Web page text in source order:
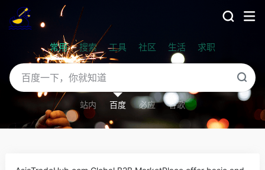
常用 搜索 工具 社区 生活 求职
站内 百度 必应 谷歌